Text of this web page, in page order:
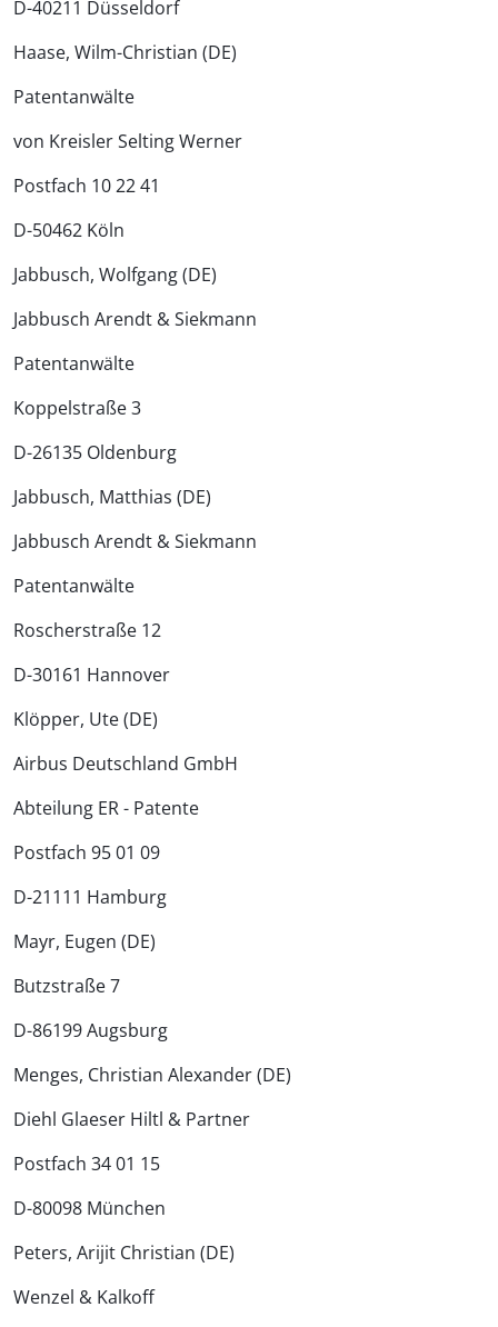
D-40211 Düsseldorf
Haase, Wilm-Christian (DE)
Patentanwälte
von Kreisler Selting Werner
Postfach 10 22 41
D-50462 Köln
Jabbusch, Wolfgang (DE)
Jabbusch Arendt & Siekmann
Patentanwälte
Koppelstraße 3
D-26135 Oldenburg
Jabbusch, Matthias (DE)
Jabbusch Arendt & Siekmann
Patentanwälte
Roscherstraße 12
D-30161 Hannover
Klöpper, Ute (DE)
Airbus Deutschland GmbH
Abteilung ER - Patente
Postfach 95 01 09
D-21111 Hamburg
Mayr, Eugen (DE)
Butzstraße 7
D-86199 Augsburg
Menges, Christian Alexander (DE)
Diehl Glaeser Hiltl & Partner
Postfach 34 01 15
D-80098 München
Peters, Arijit Christian (DE)
Wenzel & Kalkoff